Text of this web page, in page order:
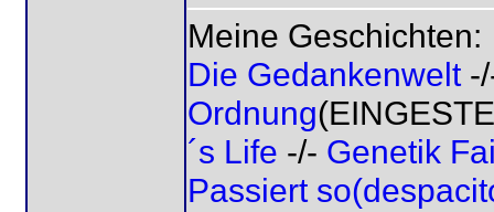
Meine Geschichten:
Die Gedankenwelt
Ordnung
´s Life -/- Genetik
Passiert